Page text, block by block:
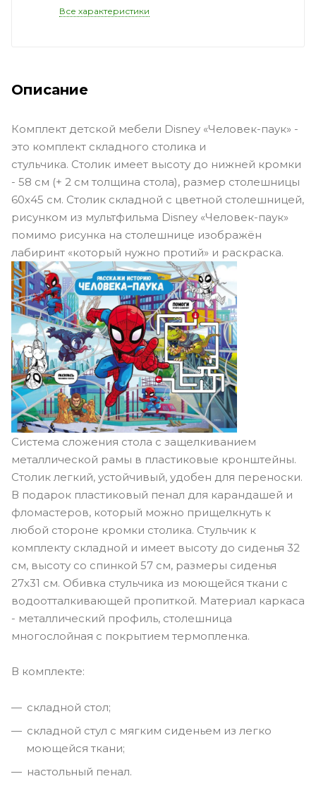
Все характеристики
Описание
Комплект детской мебели Disney «Человек-паук» -
это комплект складного столика и
стульчика. Столик имеет высоту до нижней кромки
- 58 см (+ 2 см толщина стола), размер столешницы
60х45 см. Столик складной с цветной столешницей,
рисунком из мультфильма Disney «Человек-паук»
помимо рисунка на столешнице изображён
лабиринт «который нужно протий» и раскраска.
Система сложения стола с защелкиванием
металлической рамы в пластиковые кронштейны.
Столик легкий, устойчивый, удобен для переноски.
В подарок пластиковый пенал для карандашей и
фломастеров, который можно прищелкнуть к
любой стороне кромки столика. Стульчик к
комплекту складной и имеет высоту до сиденья 32
см, высоту со спинкой 57 см, размеры сиденья
27х31 см. Обивка стульчика из моющейся ткани с
водоотталкивающей пропиткой. Материал каркаса
- металлический профиль, столешница
многослойная с покрытием термопленка.
В комплекте:
складной стол;
складной стул с мягким сиденьем из легко
моющейся ткани;
настольный пенал.